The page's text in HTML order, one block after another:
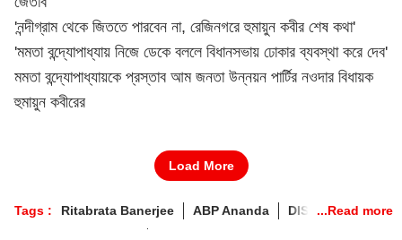
'নন্দীগ্রাম থেকে জিততে পারবেন না, রেজিনগরে হুমায়ুন কবীর শেষ কথা'
'মমতা বন্দ্যোপাধ্যায় নিজে ডেকে বললে বিধানসভায় ঢোকার ব্যবস্থা করে দেব'
মমতা বন্দ্যোপাধ্যায়কে প্রস্তাব আম জনতা উন্নয়ন পার্টির নওদার বিধায়ক
হুমায়ুন কবীরের
Load More
Tags : Ritabrata Banerjee ABP Ananda
DISTRICT